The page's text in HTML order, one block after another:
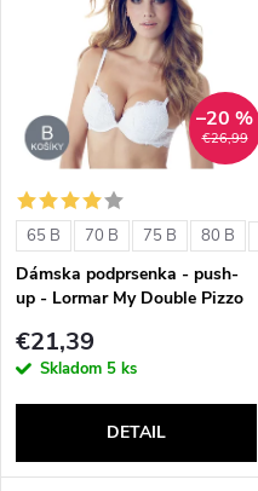
t
o
v
t
o
v
€26,99
–20 %
65 B 70 B 75 B 80 B
Dámska podprsenka - push-
up - Lormar My Double Pizzo
€21,39
Skladom 5 ks
DETAIL